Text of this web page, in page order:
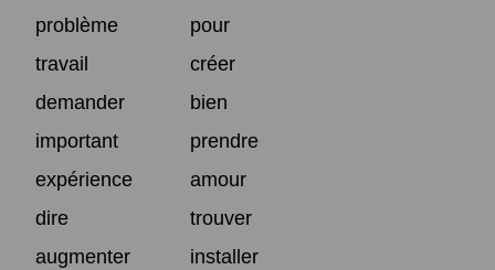
problème
pour
travail
créer
demander
bien
important
prendre
expérience
amour
dire
trouver
augmenter
installer